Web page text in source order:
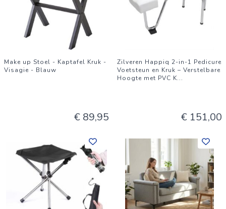
Make up Stoel - Kaptafel Kruk -
Visagie - Blauw
€ 89,95
Zilveren Happiq 2-in-1 Pedicure
Voetsteun en Kruk – Verstelbare
Hoogte met PVC K...
€ 151,00